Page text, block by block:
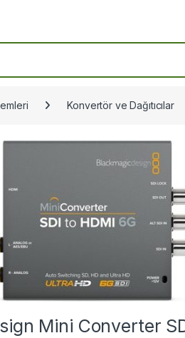
Konvertör ve Dağıtıcılar
Mini Converter